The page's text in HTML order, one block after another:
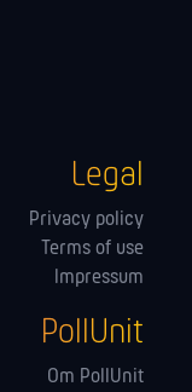
Legal
Privacy policy
Terms of use
Impressum
PollUnit
Om PollUnit